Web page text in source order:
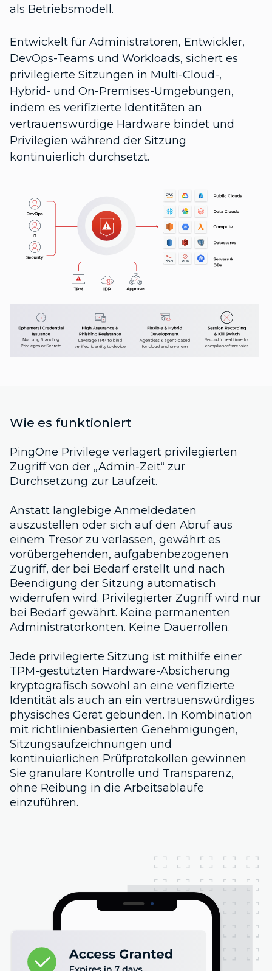
als Betriebsmodell.
Entwickelt für Administratoren, Entwickler,
DevOps-Teams und Workloads, sichert es
privilegierte Sitzungen in Multi-Cloud-,
Hybrid- und On-Premises-Umgebungen,
indem es verifizierte Identitäten an
vertrauenswürdige Hardware bindet und
Privilegien während der Sitzung
kontinuierlich durchsetzt.
Wie es funktioniert
PingOne Privilege verlagert privilegierten
Zugriff von der „Admin-Zeit“ zur
Durchsetzung zur Laufzeit.
Anstatt langlebige Anmeldedaten
auszustellen oder sich auf den Abruf aus
einem Tresor zu verlassen, gewährt es
vorübergehenden, aufgabenbezogenen
Zugriff, der bei Bedarf erstellt und nach
Beendigung der Sitzung automatisch
widerrufen wird. Privilegierter Zugriff wird nur
bei Bedarf gewährt. Keine permanenten
Administratorkonten. Keine Dauerrollen.
Jede privilegierte Sitzung ist mithilfe einer
TPM-gestützten Hardware-Absicherung
kryptografisch sowohl an eine verifizierte
Identität als auch an ein vertrauenswürdiges
physisches Gerät gebunden. In Kombination
mit richtlinienbasierten Genehmigungen,
Sitzungsaufzeichnungen und
kontinuierlichen Prüfprotokollen gewinnen
Sie granulare Kontrolle und Transparenz,
ohne Reibung in die Arbeitsabläufe
einzuführen.